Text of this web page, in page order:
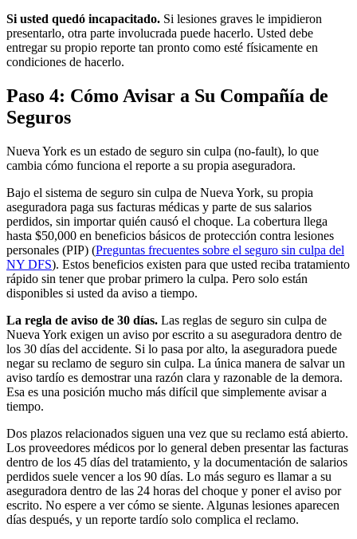
Si usted quedó incapacitado. Si lesiones graves le impidieron
presentarlo, otra parte involucrada puede hacerlo. Usted debe
entregar su propio reporte tan pronto como esté físicamente en
condiciones de hacerlo.
Paso 4: Cómo Avisar a Su Compañía de
Seguros
Nueva York es un estado de seguro sin culpa (no-fault), lo que
cambia cómo funciona el reporte a su propia aseguradora.
Bajo el sistema de seguro sin culpa de Nueva York, su propia
aseguradora paga sus facturas médicas y parte de sus salarios
perdidos, sin importar quién causó el choque. La cobertura llega
hasta $50,000 en beneficios básicos de protección contra lesiones
personales (PIP) (Preguntas frecuentes sobre el seguro sin culpa del
NY DFS). Estos beneficios existen para que usted reciba tratamiento
rápido sin tener que probar primero la culpa. Pero solo están
disponibles si usted da aviso a tiempo.
La regla de aviso de 30 días. Las reglas de seguro sin culpa de
Nueva York exigen un aviso por escrito a su aseguradora dentro de
los 30 días del accidente. Si lo pasa por alto, la aseguradora puede
negar su reclamo de seguro sin culpa. La única manera de salvar un
aviso tardío es demostrar una razón clara y razonable de la demora.
Esa es una posición mucho más difícil que simplemente avisar a
tiempo.
Dos plazos relacionados siguen una vez que su reclamo está abierto.
Los proveedores médicos por lo general deben presentar las facturas
dentro de los 45 días del tratamiento, y la documentación de salarios
perdidos suele vencer a los 90 días. Lo más seguro es llamar a su
aseguradora dentro de las 24 horas del choque y poner el aviso por
escrito. No espere a ver cómo se siente. Algunas lesiones aparecen
días después, y un reporte tardío solo complica el reclamo.